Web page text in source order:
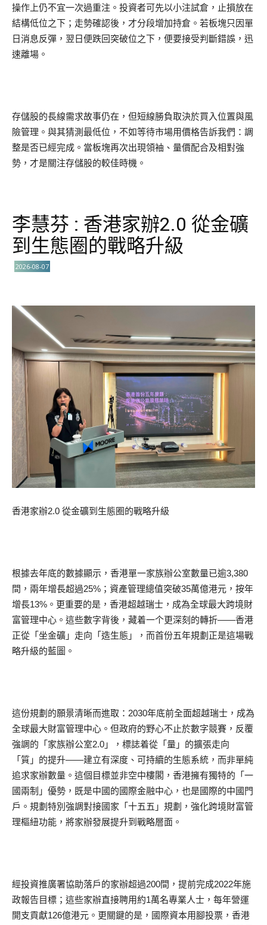
操作上仍不宜一次過重注。投資者可先以小注試倉，止損放在
結構低位之下；走勢確認後，才分段增加持倉。若板塊只因單
日消息反彈，翌日便跌回突破位之下，便要接受判斷錯誤，迅
速離場。
存儲股的長線需求故事仍在，但短線勝負取決於買入位置與風
險管理。與其猜測最低位，不如等待市場用價格告訴我們：調
整是否已經完成。當板塊再次出現領袖、量價配合及相對強
勢，才是關注存儲股的較佳時機。
李慧芬 : 香港家辦2.0 從金礦
到生態圈的戰略升級
2026-08-07
香港家辦2.0 從金礦到生態圈的戰略升級
根據去年底的數據顯示，香港單一家族辦公室數量已逾3,380
間，兩年增長超過25%；資產管理總值突破35萬億港元，按年
增長13%。更重要的是，香港超越瑞士，成為全球最大跨境財
富管理中心。這些數字背後，藏着一个更深刻的轉折——香港
正從「坐金礦」走向「造生態」，而首份五年規劃正是這場戰
略升級的藍圖。
這份規劃的願景清晰而進取：2030年底前全面超越瑞士，成為
全球最大財富管理中心。但政府的野心不止於數字競賽，反覆
強調的「家族辦公室2.0」，標誌着從「量」的擴張走向
「質」的提升——建立有深度、可持續的生態系統，而非單純
追求家辦數量。這個目標並非空中樓閣，香港擁有獨特的「一
國兩制」優勢，既是中國的國際金融中心，也是國際的中國門
戶。規劃特別強調對接國家「十五五」規劃，強化跨境財富管
理樞紐功能，將家辦發展提升到戰略層面。
經投資推廣署協助落戶的家辦超過200間，提前完成2022年施
政報告目標；這些家辦直接聘用約1萬名專業人士，每年營運
開支貢獻126億港元。更關鍵的是，國際資本用腳投票，香港